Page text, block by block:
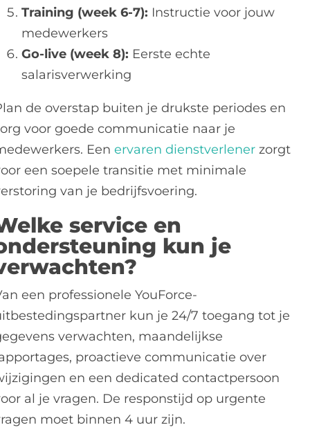
Training (week 6-7): Instructie voor jouw
medewerkers
Go-live (week 8): Eerste echte
salarisverwerking
de overstap buiten je drukste periodes en
voor goede communicatie naar je
Eenervaren dienstverlener zorgt
een soepele transitie met minimale
van je bedrijfsvoering.
service en
kun je
een professionele YouForce-
kun je 24/7 toegang tot je
verwachten, maandelijkse
proactieve communicatie over
en een dedicated contactpersoon
al je vragen. De responstijd op urgente
moet binnen 4 uur zijn.